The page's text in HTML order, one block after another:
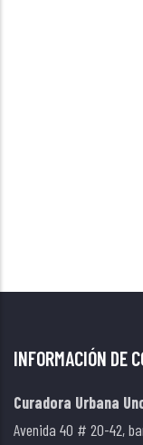
INFORMACIÓN DE
Curadora Urbana
Avenida 40 # 20-42,